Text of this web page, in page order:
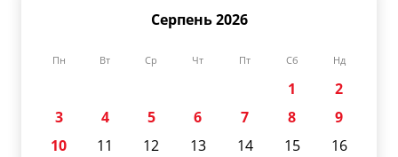
Серпень 2026
Пн Вт Ср Чт Пт Сб Нд
1
2
3
4 5 6 7 8
9
10
11 12 13 14 15
16